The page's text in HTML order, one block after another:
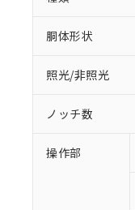
胴体形状
照光/非照光
ノッチ数
操作部